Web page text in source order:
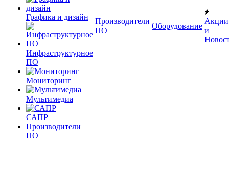
Графика и дизайн
Инфраструктурное
ПО
Мониторинг
Мультимедиа
САПР
Производители
ПО
Производители
ПО
Оборудование
Акции
и